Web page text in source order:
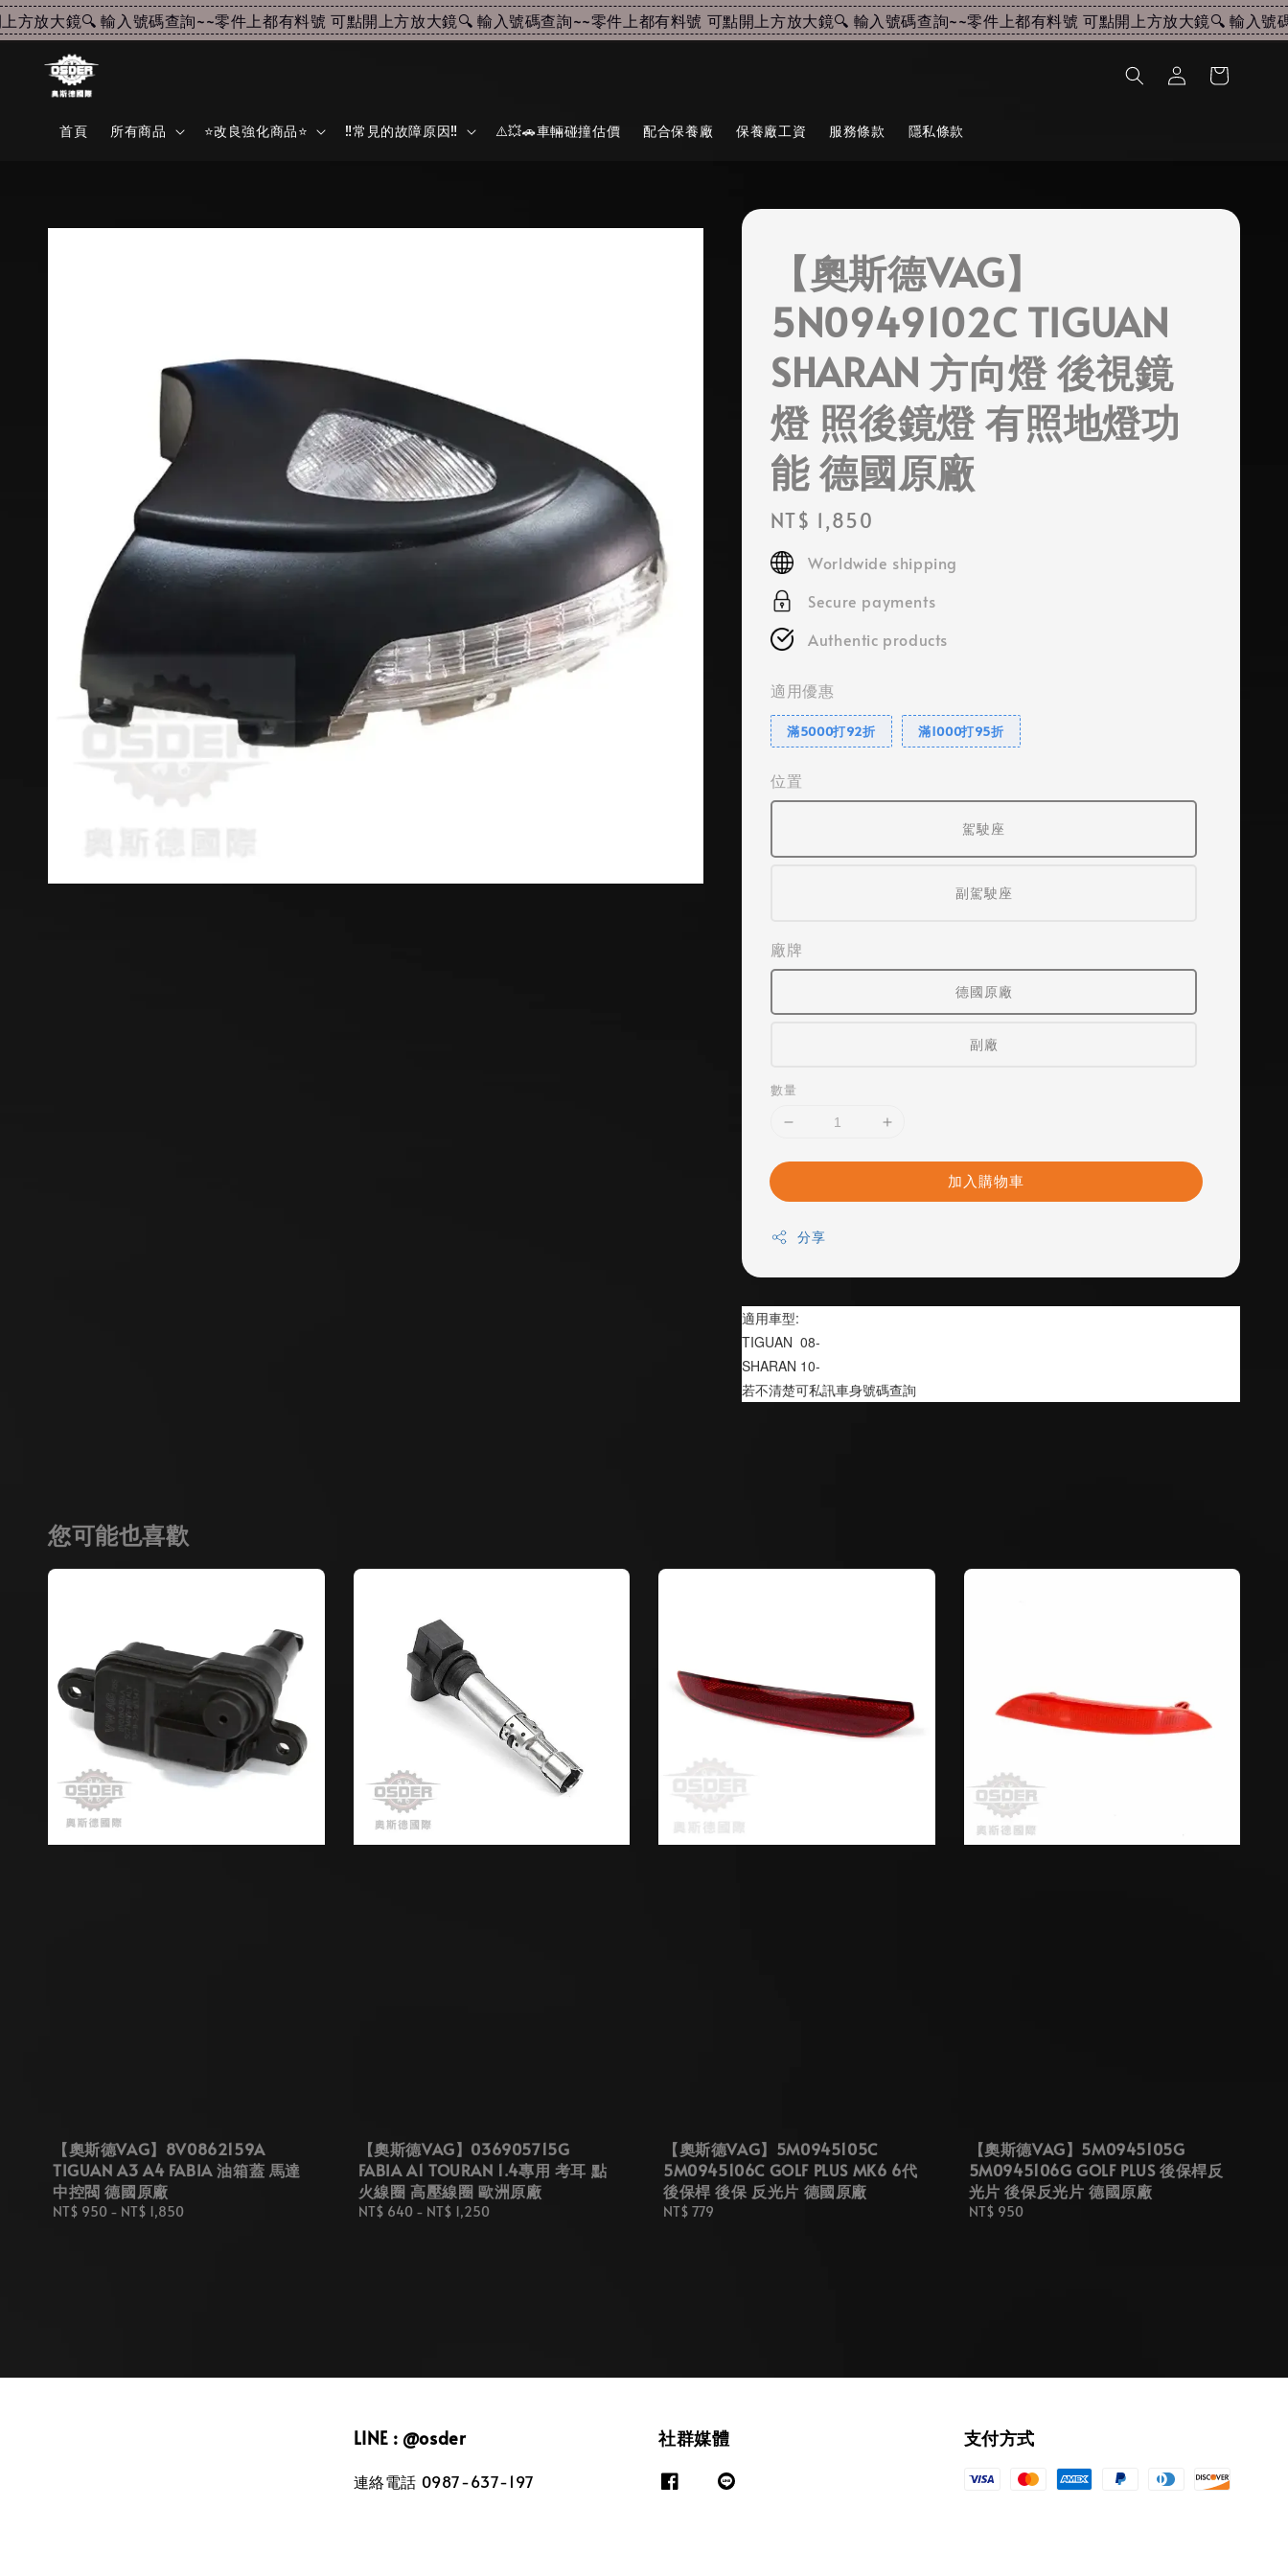
放大鏡🔍 輸入號碼查詢~~零件上都有料號 可點開上方放大鏡🔍 輸入號碼查詢~~零件上都有料號 可點開上方放大鏡🔍 輸入號碼查詢~~零件上都有料號 可點開上方放大鏡🔍 輸入號碼
首頁 所有商品 ⭐改良強化商品⭐ ‼️常見的故障原因‼️ ⚠️💥🚗車輛碰撞估價 配合保養廠 保養廠工資 服務條款 隱私條款
【奧斯德VAG】
5N0949102C TIGUAN
SHARAN 方向燈 後視鏡
燈 照後鏡燈 有照地燈功
能 德國原廠
Regular
price
NT$ 1,850
Worldwide shipping
Secure payments
Authentic products
適用優惠
滿5000打92折 滿1000打95折
位置
駕駛座
副駕駛座
廠牌
德國原廠
副廠
數量
加入購物車
分享
適用車型:
TIGUAN  08-
SHARAN 10-
若不清楚可私訊車身號碼查詢
您可能也喜歡
【奧斯德VAG】8V0862159A
TIGUAN A3 A4 FABIA 油箱蓋 馬達
中控閥 德國原廠
Regular
NT$ 950 - NT$ 1,850
【奧斯德VAG】036905715G
FABIA A1 TOURAN 1.4專用 考耳 點
火線圈 高壓線圈 歐洲原廠
Regular
NT$ 640- NT$ 1,250
【奧斯德VAG】5M0945105C
5M0945106C GOLF PLUS MK6 6代
後保桿 後保 反光片 德國原廠
Regular
NT$ 779
【奧斯德VAG】5M0945105G
5M0945106G GOLF PLUS 後保桿反
光片 後保反光片 德國原廠
Regular
NT$ 950
LINE : @osder
連絡電話 0987-637-197
社群媒體 支付方式